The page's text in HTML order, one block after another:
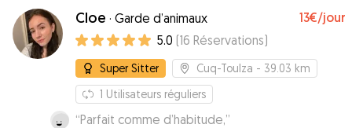
Cloe · Garde d’animaux 13€/jour
5.0 (16 Réservations)
Super Sitter Cuq-Toulza - 39.03 km
1 Utilisateurs réguliers
“Parfait comme d’habitude,”